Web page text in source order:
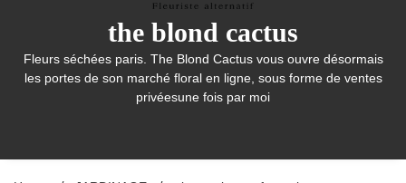
the blond cactus
Fleurs séchées paris. The Blond Cactus vous ouvre désormais
les portes de son marché floral en ligne, sous forme de ventes
privéesune fois par moi